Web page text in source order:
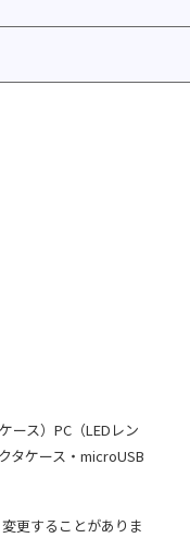
ース）PC（LEDレン
タケース・microUSB
更することがありま